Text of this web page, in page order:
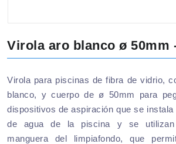
Virola aro blanco ø 50mm
Virola para piscinas de fibra de vidrio,
blanco, y cuerpo de ø 50mm para
dispositivos de aspiración que se
de agua de la piscina y se
manguera del limpiafondo, que